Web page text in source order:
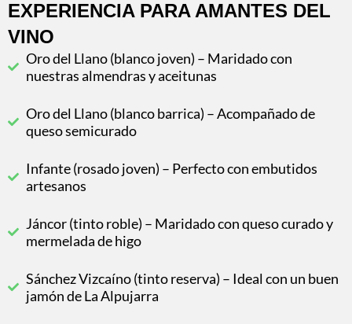
EXPERIENCIA PARA AMANTES DEL
VINO
Oro del Llano (blanco joven) – Maridado con
nuestras almendras y aceitunas
Oro del Llano (blanco barrica) – Acompañado de
queso semicurado
Infante (rosado joven) – Perfecto con embutidos
artesanos
Jáncor (tinto roble) – Maridado con queso curado y
mermelada de higo
Sánchez Vizcaíno (tinto reserva) – Ideal con un buen
jamón de La Alpujarra